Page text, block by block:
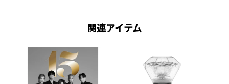
声:1)日本語 2.0ch ステレオ ドルビーデジタル/字幕:なし
＜特典ディスクDVD②＞
分数:未定/画面サイズ表記:16:9スクイーズ/層数:片面2層/音
声:1)日本語 2.0ch ステレオ ドルビーデジタル/字幕:なし
関連アイテム